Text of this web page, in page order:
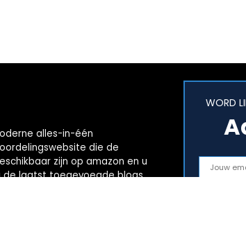
alles-in-één
die de
zijn op amazon en u
laatst toegevoegde blogs.
WORD